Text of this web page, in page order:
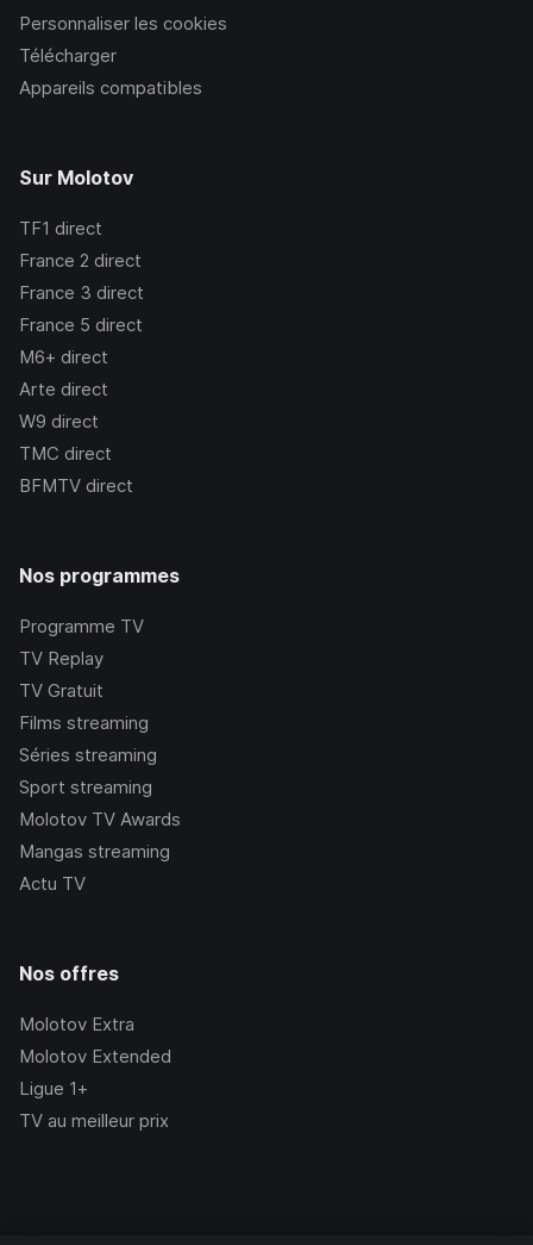
Personnaliser les cookies
Télécharger
Appareils compatibles
Sur Molotov
TF1 direct
France 2 direct
France 3 direct
France 5 direct
M6+ direct
Arte direct
W9 direct
TMC direct
BFMTV direct
Nos programmes
Programme TV
TV Replay
TV Gratuit
Films streaming
Séries streaming
Sport streaming
Molotov TV Awards
Mangas streaming
Actu TV
Nos offres
Molotov Extra
Molotov Extended
Ligue 1+
TV au meilleur prix